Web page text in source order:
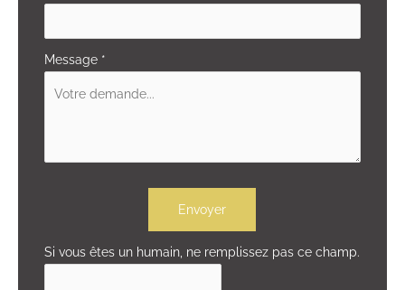
Message *
Envoyer
Si vous êtes un humain, ne remplissez pas ce champ.